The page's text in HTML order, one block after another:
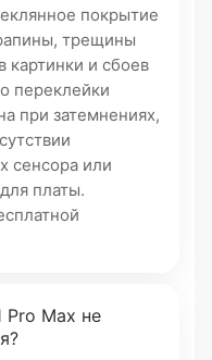
покрытие
трещины
картинки и сбоев
переклейки
при затемнениях,
сенсора или
платы.
Pro Max не